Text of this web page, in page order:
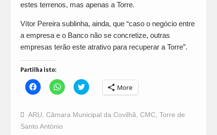
estes terrenos, mas apenas a Torre.
Vítor Pereira sublinha, ainda, que “caso o negócio entre
a empresa e o Banco não se concretize, outras
empresas terão este atrativo para recuperar a Torre”.
Partilha isto:
Click
to
Facebook
(Opens
in
new
Click
to
WhatsApp
(Opens
in
new
Click
to
Twitter
(Opens
More
ARU Câmara Municipal da Covilhã CMC, Torre de
Santo António